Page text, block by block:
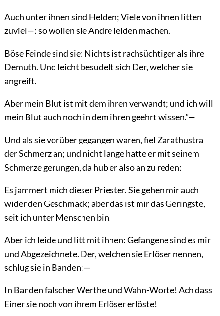
Auch unter ihnen sind Helden; Viele von ihnen litten
zuviel—: so wollen sie Andre leiden machen.
Böse Feinde sind sie: Nichts ist rachsüchtiger als ihre
Demuth. Und leicht besudelt sich Der, welcher sie
angreift.
Aber mein Blut ist mit dem ihren verwandt; und ich will
mein Blut auch noch in dem ihren geehrt wissen.“—
Und als sie vorüber gegangen waren, fiel Zarathustra
der Schmerz an; und nicht lange hatte er mit seinem
Schmerze gerungen, da hub er also an zu reden:
Es jammert mich dieser Priester. Sie gehen mir auch
wider den Geschmack; aber das ist mir das Geringste,
seit ich unter Menschen bin.
Aber ich leide und litt mit ihnen: Gefangene sind es mir
und Abgezeichnete. Der, welchen sie Erlöser nennen,
schlug sie in Banden:—
In Banden falscher Werthe und Wahn-Worte! Ach dass
Einer sie noch von ihrem Erlöser erlöste!